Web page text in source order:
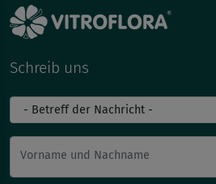
Schreib uns
Vorname und Nachname